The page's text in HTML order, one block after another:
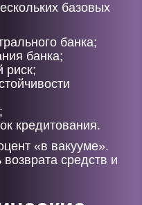
базовых
банка;
банка;
риск;
кредитования.
«в вакууме».
средств и